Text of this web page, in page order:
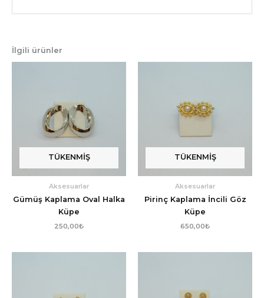
İlgili ürünler
TÜKENMIŞ
Aksesuarlar
Gümüş Kaplama Oval Halka
Küpe
250,00₺
TÜKENMIŞ
Aksesuarlar
Pirinç Kaplama İncili Göz
Küpe
650,00₺